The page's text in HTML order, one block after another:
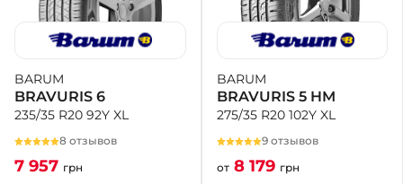
BARUM
BRAVURIS 6
235/35 R20 92Y XL
8 отзывов
7 957 грн
BARUM
BRAVURIS 5 HM
275/35 R20 102Y XL
9 отзывов
от 8 179 грн